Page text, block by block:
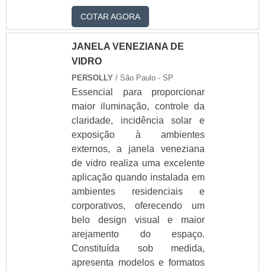
Distribuidor de brise-
soleil de pvc
em sp
Ver todos
Box De Vidro
box de vidro para
banheiro preço
box de vidro preço
box de vidro
temperado
temperado para
banheiro
box de vidro
temperado para
banheiro preço
box de vidro
temperado preço
COTAR AGORA
JANELA VENEZIANA DE
VIDRO
PERSOLLY / São Paulo - SP
Essencial para proporcionar
maior iluminação, controle da
claridade, incidência solar e
exposição à ambientes
externos, a janela veneziana
de vidro realiza uma excelente
aplicação quando instalada em
ambientes residenciais e
corporativos, oferecendo um
belo design visual e maior
arejamento do espaço.
Constituída sob medida,
apresenta modelos e formatos